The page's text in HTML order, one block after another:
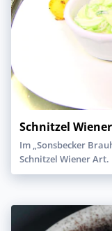
Schnitzel
Im „Sonsbecker
Schnitzel Wiener Art.